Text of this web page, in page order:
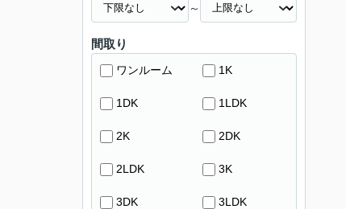
～
間取り
ワンルーム 1K
1DK 1LDK
2K 2DK
2LDK 3K
3DK 3LDK